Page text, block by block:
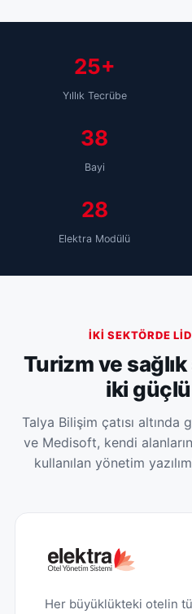
25+
Yıllık Tecrübe
38
Bayi
28
Elektra Modülü
İKI SEKTÖRDE
Turizm ve
iki
Talya Bilişim çatısı
ve Medisoft, kendi
kullanılan yönetim
Her büyüklükteki otelin